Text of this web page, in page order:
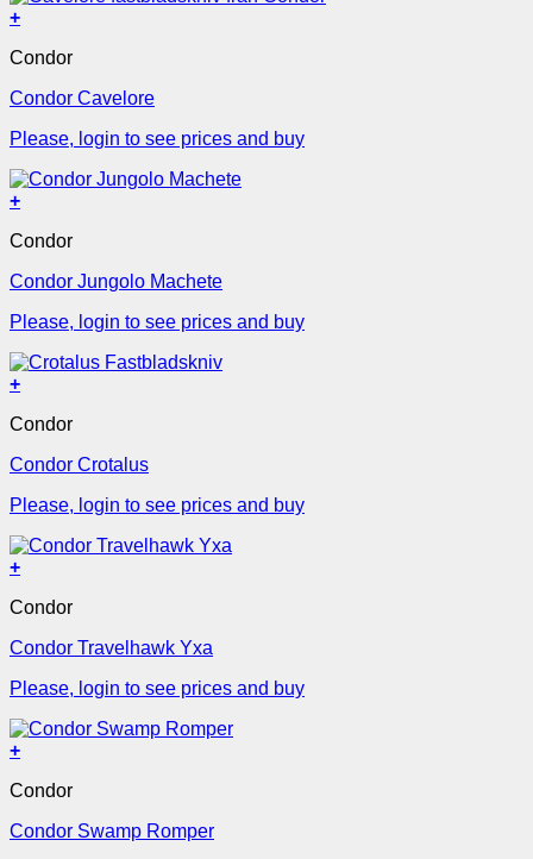
+
Condor
Condor Cavelore
Please, login to see prices and buy
+
Condor
Condor Jungolo Machete
Please, login to see prices and buy
+
Condor
Condor Crotalus
Please, login to see prices and buy
+
Condor
Condor Travelhawk Yxa
Please, login to see prices and buy
+
Condor
Condor Swamp Romper